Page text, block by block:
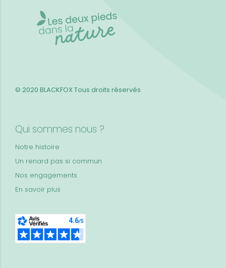
Qui sommes nous ?
Notre histoire
Un renard pas si commun
Nos engagements
En savoir plus
© 2020 BLACKFOXTous droits réservés